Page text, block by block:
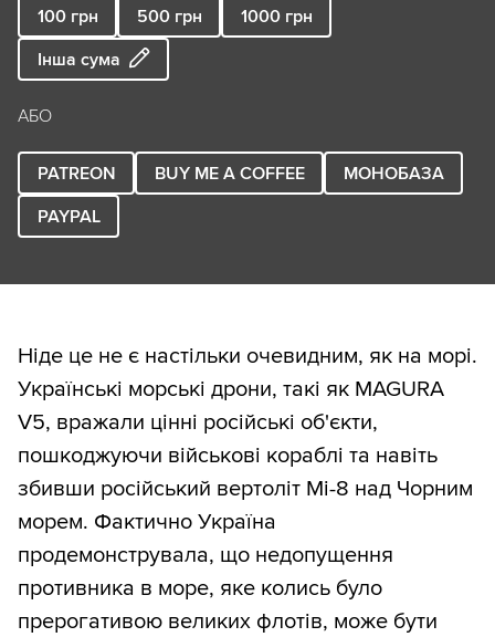
100 грн 500 грн 1000 грн
Інша сума
АБО
PATREON BUY ME A COFFEE
МОНОБАЗА
PAYPAL
Ніде це не є настільки очевидним, як на морі.
Українські морські дрони, такі як MAGURA
V5, вражали цінні російські об'єкти,
пошкоджуючи військові кораблі та навіть
збивши російський вертоліт Мі-8 над Чорним
морем. Фактично Україна
продемонструвала, що недопущення
противника в море, яке колись було
прерогативою великих флотів, може бути